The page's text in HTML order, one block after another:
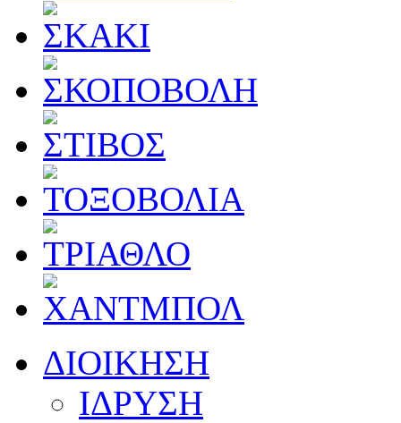
ΔΙΟΙΚΗΣΗ
ΙΔΡΥΣΗ